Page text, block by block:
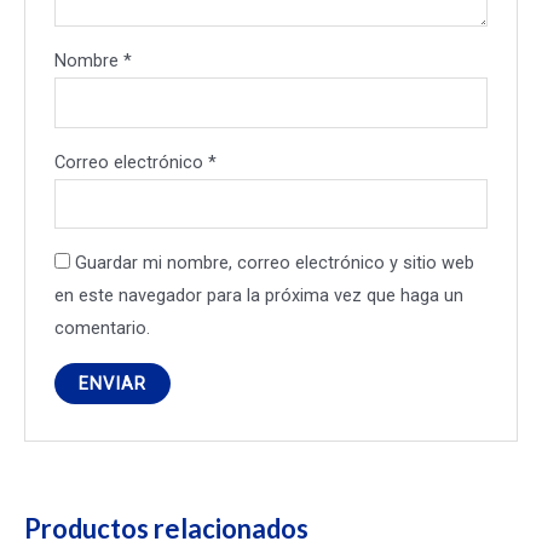
Nombre*
Correo electrónico*
Guardar mi nombre, correo electrónico y sitio web
en este navegador para la próxima vez que haga un
comentario.
Productos relacionados